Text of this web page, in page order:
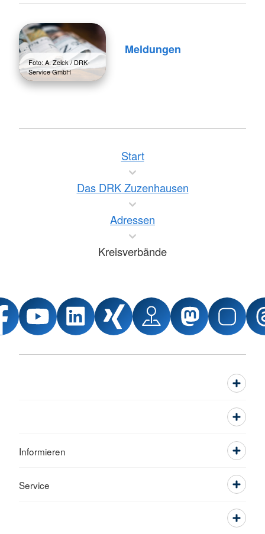
Foto: A. Zelck / DRK-
Service GmbH
Meldungen
Start
Das DRK Zuzenhausen
Adressen
Kreisverbände
Informieren
Service